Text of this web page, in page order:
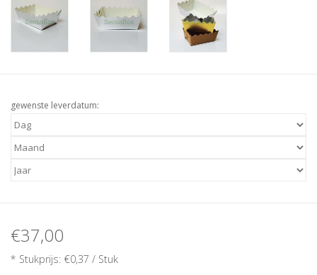
gewenste leverdatum:
€37,00
* Stukprijs: €0,37 / Stuk